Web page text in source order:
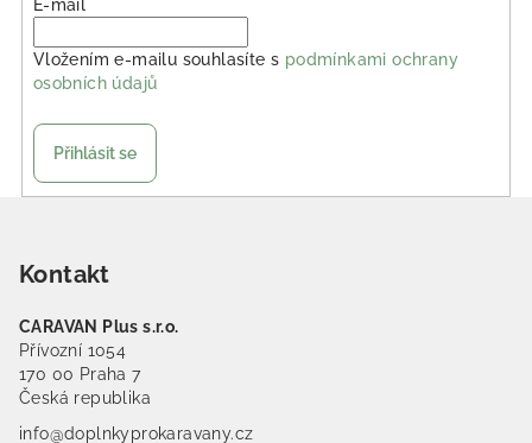
E-mail
Vložením e-mailu souhlasíte s podmínkami ochrany
osobních údajů
Přihlásit se
Kontakt
CARAVAN Plus s.r.o.
Přívozní 1054
170 00 Praha 7
Česká republika
info@doplnkyprokaravany.cz